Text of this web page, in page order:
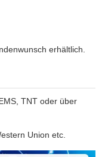
erhältlich.
TNT oder über
Union etc.